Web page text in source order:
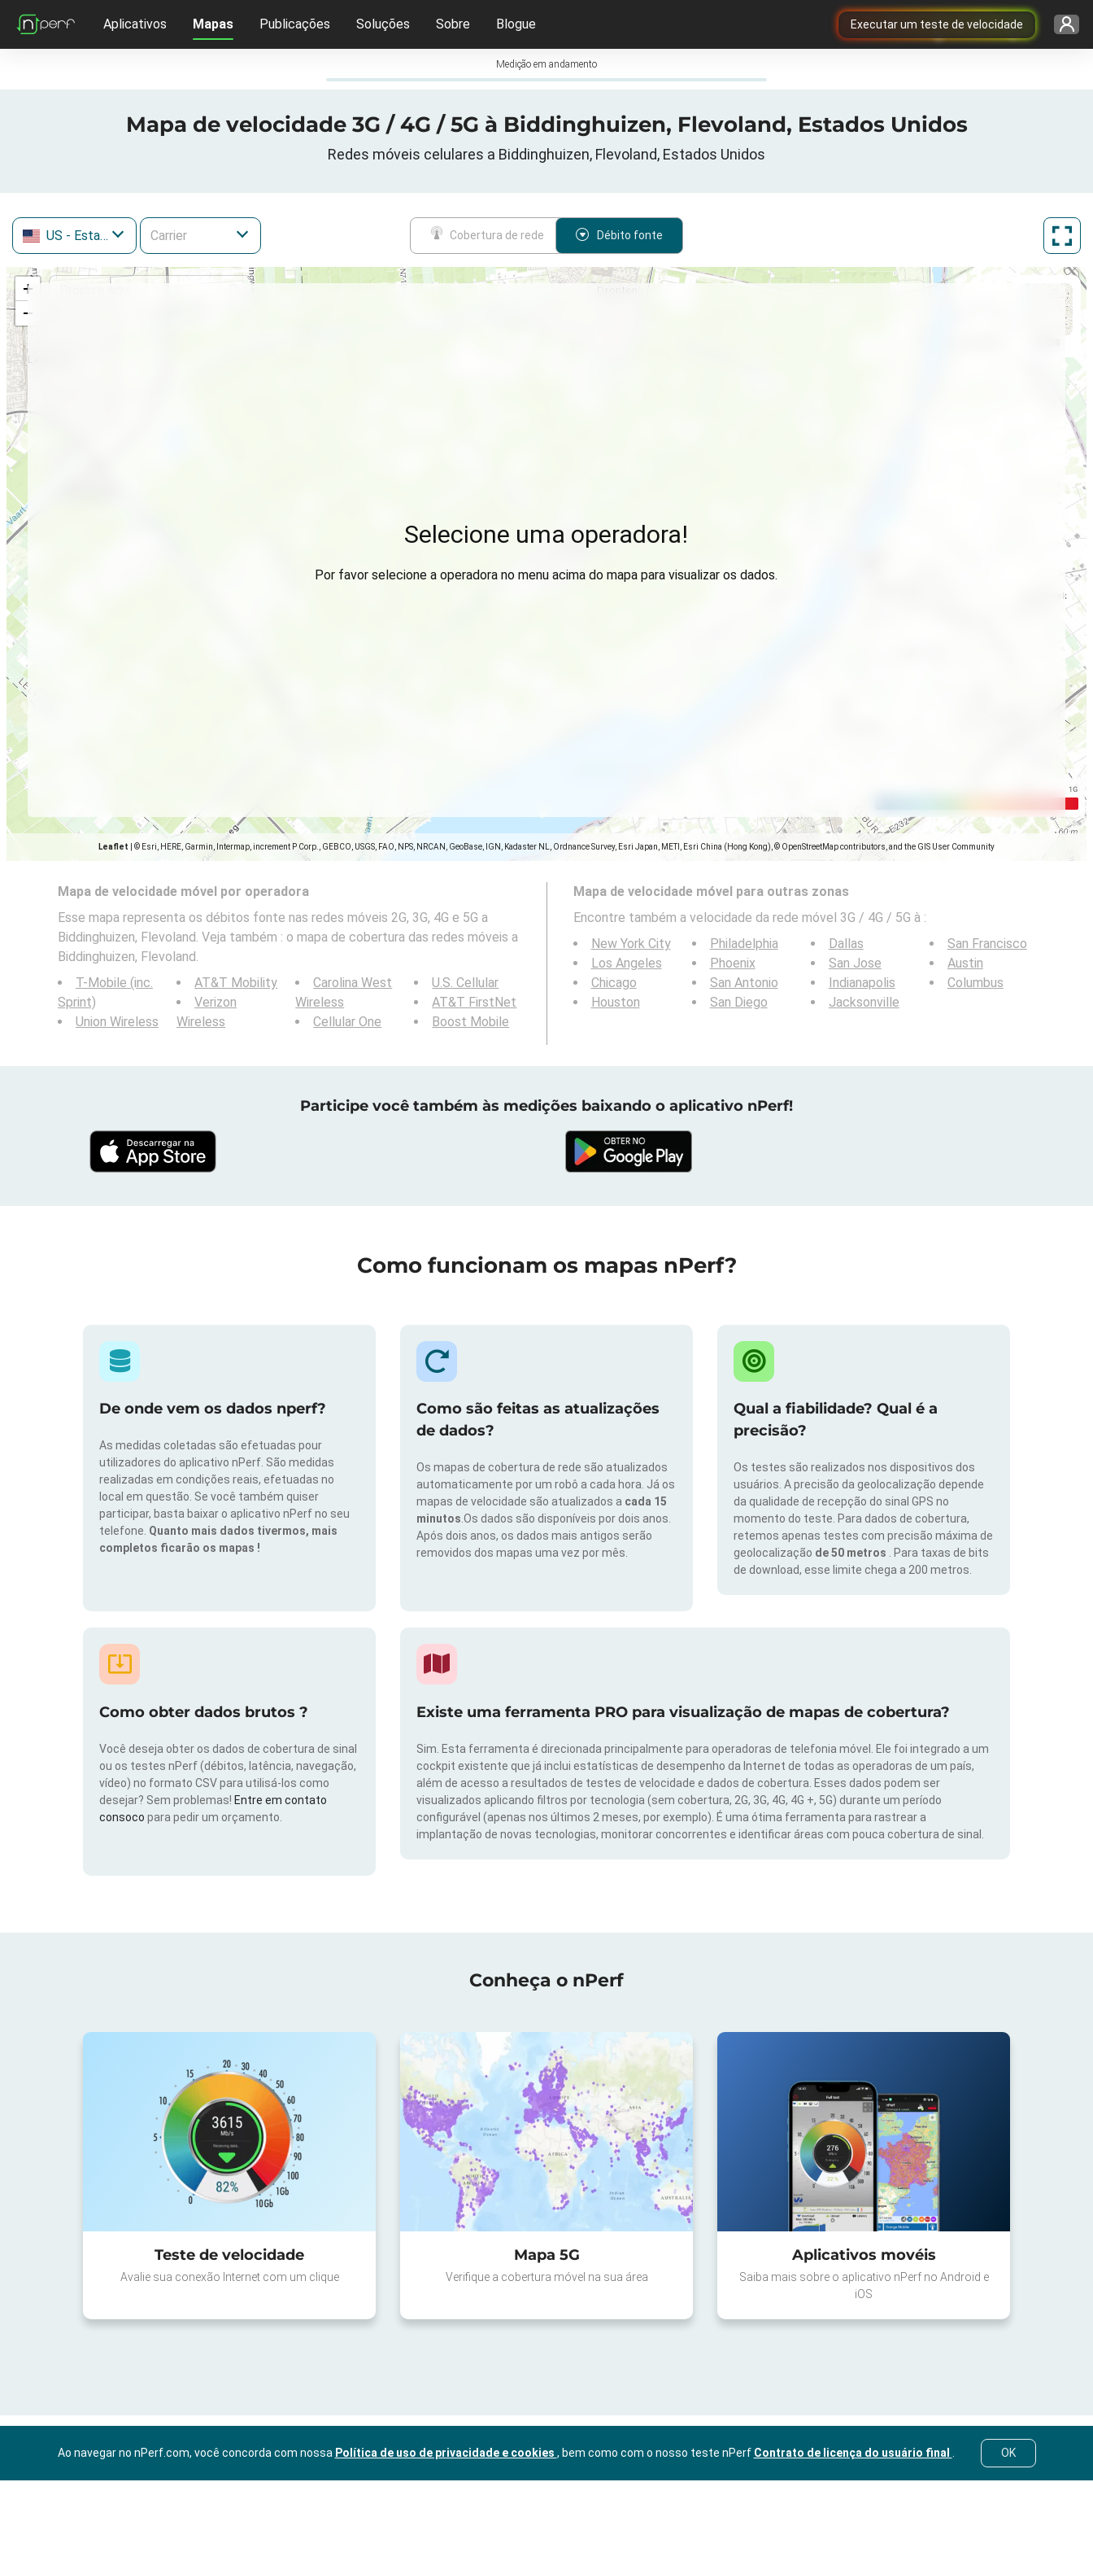
Executar um teste de velocidade
Aplicativos Mapas Publicações Soluções Sobre Blogue
Medição em andamento
Mapa de velocidade 3G / 4G / 5G à Biddinghuizen, Flevoland, Estados Unidos
Redes móveis celulares a Biddinghuizen, Flevoland, Estados Unidos
US - Estados Unidos Cobertura de rede Débito fonte
+
−
Leaflet © Esri, HERE, Garmin, Intermap, increment P Corp., GEBCO, USGS, FAO, NPS, NRCAN, GeoBase, IGN, Kadaster NL, Ordnance Survey, Esri Japan, METI, Esri China (Hong Kong), © OpenStreetMap contributors, and the GIS User Community
Selecione uma operadora!
Por favor selecione a operadora no menu acima do mapa para visualizar os dados.
Mapa de velocidade móvel por operadora
Esse mapa representa os débitos fonte nas redes móveis 2G, 3G, 4G e 5G a
Biddinghuizen, Flevoland. Veja também : o mapa de cobertura das redes móveis a
Biddinghuizen, Flevoland.
T-Mobile (inc.
Sprint)
Union Wireless
AT&T Mobility
Verizon
Wireless
Carolina West
Wireless
Cellular One
U.S. Cellular
AT&T FirstNet
Boost Mobile
Mapa de velocidade móvel para outras zonas
Encontre também a velocidade da rede móvel 3G / 4G / 5G à :
New York City
Los Angeles
Chicago
Houston
Philadelphia
Phoenix
San Antonio
San Diego
Dallas
San Jose
Indianapolis
Jacksonville
San Francisco
Austin
Columbus
Participe você também às medições baixando o aplicativo nPerf!
Como funcionam os mapas nPerf?
De onde vem os dados nperf?
As medidas coletadas são efetuadas pour
utilizadores do aplicativo nPerf. São medidas
realizadas em condições reais, efetuadas no
local em questão. Se você também quiser
participar, basta baixar o aplicativo nPerf no seu
telefone. Quanto mais dados tivermos, mais
completos ficarão os mapas !
Como são feitas as atualizações
de dados?
Os mapas de cobertura de rede são atualizados
automaticamente por um robô a cada hora. Já os
mapas de velocidade são atualizados a cada 15
minutos .Os dados são disponíveis por dois anos.
Após dois anos, os dados mais antigos serão
removidos dos mapas uma vez por mês.
Qual a fiabilidade? Qual é a
precisão?
Os testes são realizados nos dispositivos dos
usuários. A precisão da geolocalização depende
da qualidade de recepção do sinal GPS no
momento do teste. Para dados de cobertura,
retemos apenas testes com precisão máxima de
geolocalização de 50 metros
. Para taxas de bits
de download, esse limite chega a 200 metros.
Como obter dados brutos ?
Você deseja obter os dados de cobertura de sinal
ou os testes nPerf (débitos, latência, navegação,
vídeo) no formato CSV para utilisá-los como
desejar? Sem problemas! Entre em contato
consoco para pedir um orçamento.
Existe uma ferramenta PRO para visualização de mapas de cobertura?
Sim. Esta ferramenta é direcionada principalmente para operadoras de telefonia móvel. Ele foi integrado a um
cockpit existente que já inclui estatísticas de desempenho da Internet de todas as operadoras de um país,
além de acesso a resultados de testes de velocidade e dados de cobertura. Esses dados podem ser
visualizados aplicando filtros por tecnologia (sem cobertura, 2G, 3G, 4G, 4G +, 5G) durante um período
configurável (apenas nos últimos 2 meses, por exemplo). É uma ótima ferramenta para rastrear a
implantação de novas tecnologias, monitorar concorrentes e identificar áreas com pouca cobertura de sinal.
Conheça o nPerf
Teste de velocidade
Avalie sua conexão Internet com um clique
Mapa 5G
Verifique a cobertura móvel na sua área
Aplicativos movéis
Saiba mais sobre o aplicativo nPerf no Android e
iOS
Ao navegar no nPerf.com, você concorda com nossa Política de uso de privacidade e cookies , bem como com o nosso teste nPerf Contrato de licença do usuário final OK